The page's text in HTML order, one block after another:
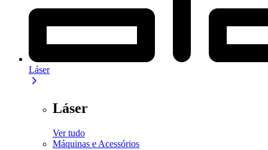
Láser
Láser
Ver tudo
Máquinas e Acessórios